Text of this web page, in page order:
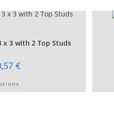
x 3 with 2 Top Studs
€
àa